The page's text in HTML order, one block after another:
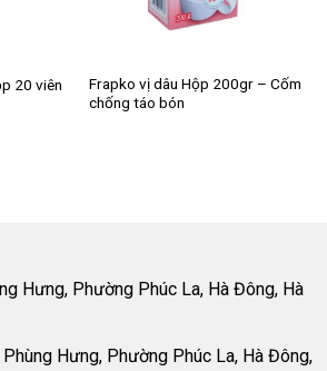
20 viên
Frapko vị dâu Hộp 200gr – Cốm
chống táo bón
Hưng, Phường Phúc La, Hà Đông, Hà
Hưng, Phường Phúc La, Hà Đông,